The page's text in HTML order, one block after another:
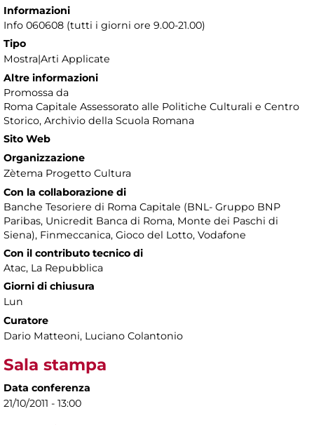
Informazioni
Info 060608 (tutti i giorni ore 9.00-21.00)
Tipo
Mostra|Arti Applicate
Altre informazioni
Promossa da
Roma Capitale Assessorato alle Politiche Culturali e Centro
Storico, Archivio della Scuola Romana
Sito Web
Organizzazione
Zètema Progetto Cultura
Con la collaborazione di
Banche Tesoriere di Roma Capitale (BNL- Gruppo BNP
Paribas, Unicredit Banca di Roma, Monte dei Paschi di
Siena), Finmeccanica, Gioco del Lotto, Vodafone
Con il contributo tecnico di
Atac, La Repubblica
Giorni di chiusura
Lun
Curatore
Dario Matteoni, Luciano Colantonio
Sala stampa
Data conferenza
21/10/2011 - 13:00